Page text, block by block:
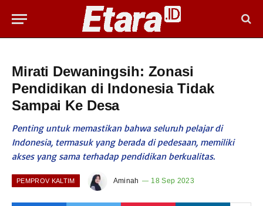
Mirati Dewaningsih: Zonasi
Pendidikan di Indonesia Tidak
Sampai Ke Desa
Penting untuk memastikan bahwa seluruh pelajar di
Indonesia, termasuk yang berada di pedesaan, memiliki
akses yang sama terhadap pendidikan berkualitas.
PEMPROV KALTIM Aminah 18 Sep 2023